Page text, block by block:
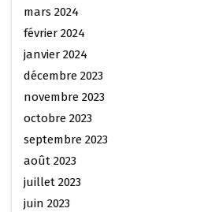
mars 2024
février 2024
janvier 2024
décembre 2023
novembre 2023
octobre 2023
septembre 2023
août 2023
juillet 2023
juin 2023